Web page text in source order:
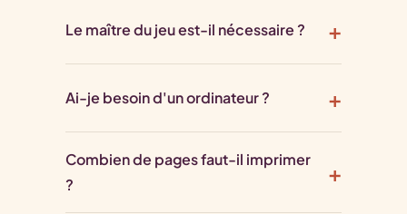
Le maître du jeu est-il nécessaire ?
Ai-je besoin d'un ordinateur ?
Combien de pages faut-il imprimer
?